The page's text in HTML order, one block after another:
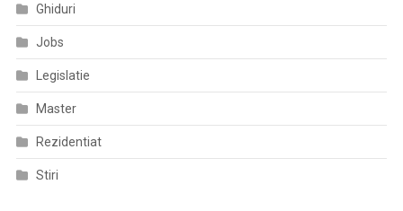
Ghiduri
Jobs
Legislatie
Master
Rezidentiat
Stiri